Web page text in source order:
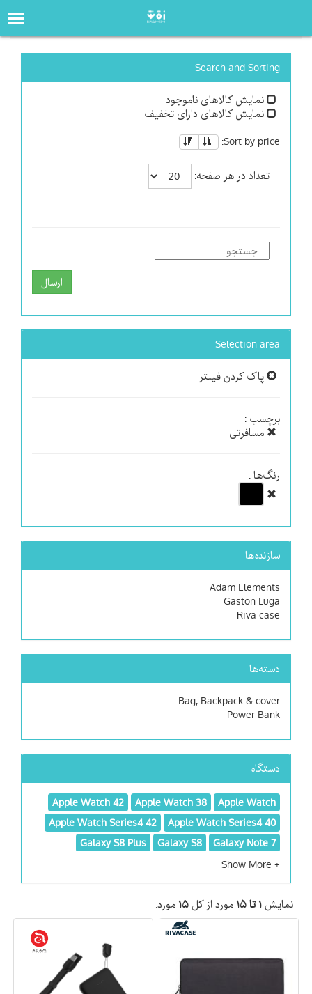
Search and Sorting
نمایش کالاهای ناموجود
نمایش کالاهای دارای تخفیف
Sort by price:
تعداد در هر صفحه:
ارسال
Selection area
پاک کردن فیلتر
برچسب :
مسافرتی
رنگ‌ها :
سازنده‌ها
Adam Elements
Gaston Luga
Riva case
دسته‌ها
Bag, Backpack & cover
Power Bank
دستگاه
Apple Watch
Apple Watch 38
Apple Watch 42
Apple Watch Series4 40
Apple Watch Series4 42
Galaxy Note 7
Galaxy S8
Galaxy S8 Plus
Galaxy S9
iPhone
iPhone 11
iPhone 11 Pro
iPhone 11 Pro Max
iPhone 4, 4S
iPhone 5, 5S
iPhone 6Plus, 6SPlus
iPhone 8 Plus
iPhone SE
iPhone X
Samsung
نمایش ۱ تا ۱۵ مورد از کل ۱۵ مورد.